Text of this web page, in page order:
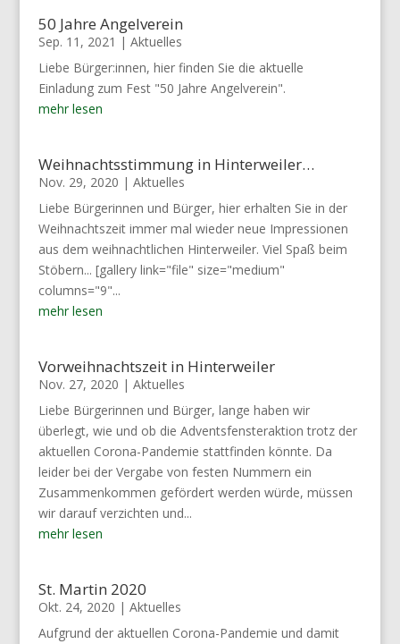
50 Jahre Angelverein
Sep. 11, 2021 | Aktuelles
Liebe Bürger:innen, hier finden Sie die aktuelle
Einladung zum Fest "50 Jahre Angelverein".
mehr lesen
Weihnachtsstimmung in Hinterweiler…
Nov. 29, 2020 | Aktuelles
Liebe Bürgerinnen und Bürger, hier erhalten Sie in der
Weihnachtszeit immer mal wieder neue Impressionen
aus dem weihnachtlichen Hinterweiler. Viel Spaß beim
Stöbern... [gallery link="file" size="medium"
columns="9"...
mehr lesen
Vorweihnachtszeit in Hinterweiler
Nov. 27, 2020 | Aktuelles
Liebe Bürgerinnen und Bürger, lange haben wir
überlegt, wie und ob die Adventsfensteraktion trotz der
aktuellen Corona-Pandemie stattfinden könnte. Da
leider bei der Vergabe von festen Nummern ein
Zusammenkommen gefördert werden würde, müssen
wir darauf verzichten und...
mehr lesen
St. Martin 2020
Okt. 24, 2020 | Aktuelles
Aufgrund der aktuellen Corona-Pandemie und damit